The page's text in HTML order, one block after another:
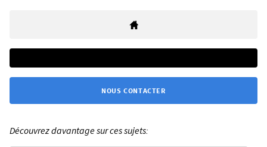
NOUS CONTACTER
Découvrez davantage sur ces sujets: